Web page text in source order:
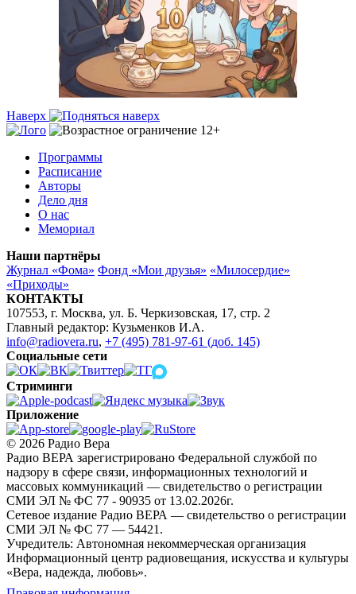
Наверх
Программы
Расписание
Авторы
Дело дня
О нас
Мемориал
Наши партнёры
Журнал «Фома» Фонд «Мои друзья» «Милосердие»
«Приходы»
КОНТАКТЫ
107553, г. Москва, ул. Б. Черкизовская, 17, стр. 2
Главный редактор: Кузьменков И.А.
info@radiovera.ru, +7 (495) 781-97-61 (доб. 145)
Социальные сети
Стриминги
Приложение
© 2026 Радио Вера
Радио ВЕРА зарегистрировано Федеральной службой по
надзору в сфере связи, информационных технологий и
массовых коммуникаций — свидетельство о регистрации
СМИ ЭЛ № ФС 77 - 90935 от 13.02.2026г.
Сетевое издание Радио ВЕРА — свидетельство о регистрации
СМИ ЭЛ № ФС 77 — 54421.
Учредитель: Автономная некоммерческая организация
Информационный центр радиовещания, искусства и культуры
«Вера, надежда, любовь».